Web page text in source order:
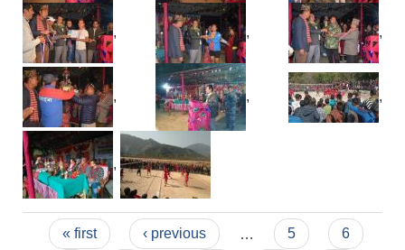
, , ,
, , ,
,
Pages
« first ‹ previous 5
6